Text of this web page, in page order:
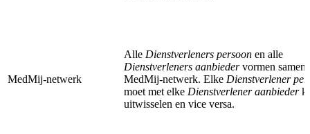
MedMij-netwerk
Alle Dienstverleners persoon en alle
Dienstverleners aanbiedervormen samen
MedMij-netwerk. Elke Dienstverlener
moet met elke Dienstverlener aanbieder
uitwisselen en vice versa.